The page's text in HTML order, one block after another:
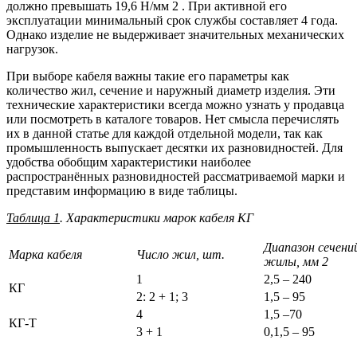
должно превышать 19,6 Н/мм 2 . При активной его
эксплуатации минимальный срок службы составляет 4 года.
Однако изделие не выдерживает значительных механических
нагрузок.
При выборе кабеля важны такие его параметры как
количество жил, сечение и наружный диаметр изделия. Эти
технические характеристики всегда можно узнать у продавца
или посмотреть в каталоге товаров. Нет смысла перечислять
их в данной статье для каждой отдельной модели, так как
промышленность выпускает десятки их разновидностей. Для
удобства обобщим характеристики наиболее
распространённых разновидностей рассматриваемой марки и
представим информацию в виде таблицы.
Таблица 1. Характеристики марок кабеля КГ
Марка кабеля Число жил, шт.
Диапазон
жилы, мм 2
КГ
1
2,5 – 240
2: 2 + 1; 3
1,5 – 95
КГ-Т
4
1,5 –70
3 + 1
0,1,5 – 95